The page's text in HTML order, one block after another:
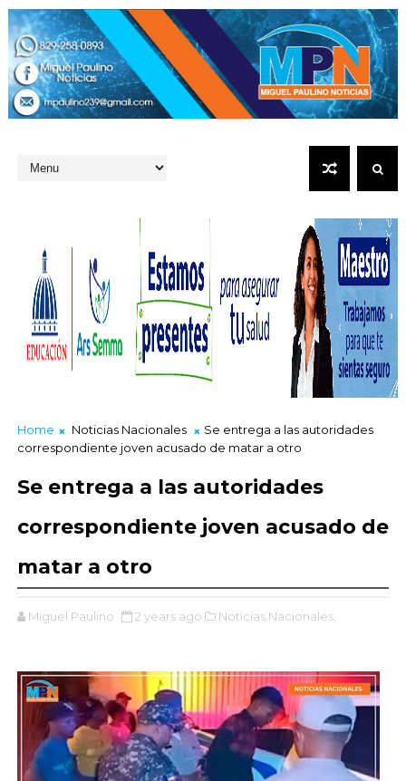
Home Noticias Nacionales
Se entrega a las autoridades
correspondiente joven acusado de matar a otro
Se entrega a las autoridades
correspondiente joven acusado de
matar a otro
Miguel Paulino 2 years ago Noticias Nacionales,